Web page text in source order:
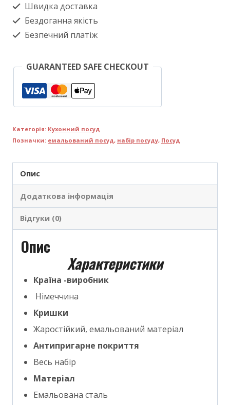
Швидка доставка
Бездоганна якість
Безпечний платіж
GUARANTEED SAFE CHECKOUT
Категорія: Кухонний посуд
Позначки: емальований посуд, набір посуду, Посуд
Опис
Додаткова інформація
Відгуки (0)
Опис
Характеристики
Країна -виробник
Німеччина
Кришки
Жаростійкий, емальований матеріал
Антипригарне покриття
Весь набір
Матеріал
Емальована сталь